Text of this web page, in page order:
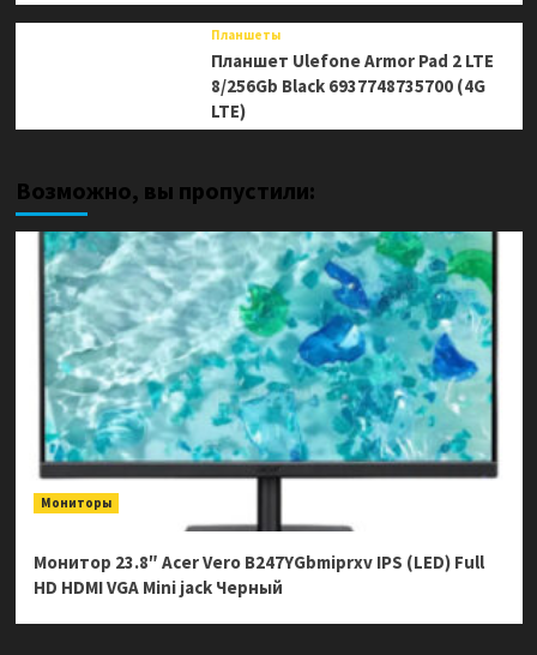
Планшеты
Планшет Ulefone Armor Pad 2 LTE
8/256Gb Black 6937748735700 (4G
LTE)
Возможно, вы пропустили:
Мониторы
Монитор 23.8″ Acer Vero B247YGbmiprxv IPS (LED) Full
HD HDMI VGA Mini jack Черный